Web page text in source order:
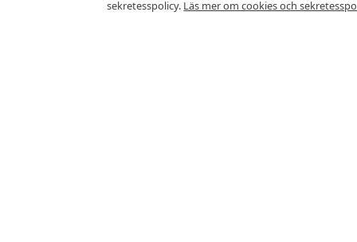
sekretesspolicy. Läs mer om cookies och